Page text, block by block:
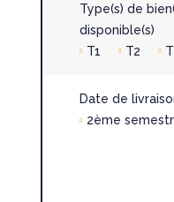
Type(s) de
disponible(s)
T1
T2
Date de
2ème